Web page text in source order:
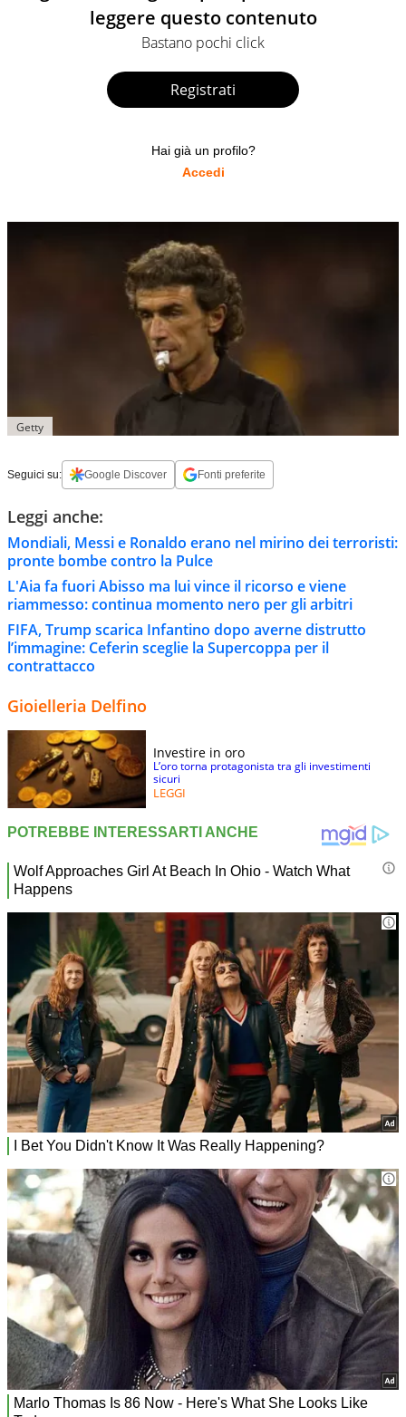
leggere questo contenuto
Bastano pochi click
Registrati
Hai già un profilo?
Accedi
Getty
Seguici su: Google Discover Fonti preferite
Leggi anche:
Mondiali, Messi e Ronaldo erano nel mirino dei terroristi:
pronte bombe contro la Pulce
L'Aia fa fuori Abisso ma lui vince il ricorso e viene
riammesso: continua momento nero per gli arbitri
FIFA, Trump scarica Infantino dopo averne distrutto
l’immagine: Ceferin sceglie la Supercoppa per il
contrattacco
Gioielleria Delfino
Investire in oro
L’oro torna protagonista tra gli investimenti
sicuri
LEGGI